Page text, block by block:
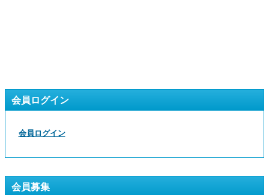
会員ログイン
会員ログイン
会員募集